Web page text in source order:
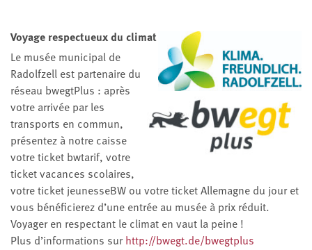
Voyage respectueux du climat
Le musée municipal de
Radolfzell est partenaire du
réseau bwegtPlus : après
votre arrivée par les
transports en commun,
présentez à notre caisse
votre ticket bwtarif, votre
ticket vacances scolaires,
votre ticket jeunesseBW ou votre ticket Allemagne du jour et
vous bénéficierez d’une entrée au musée à prix réduit.
Voyager en respectant le climat en vaut la peine !
Plus d’informations surhttp://bwegt.de/bwegtplus